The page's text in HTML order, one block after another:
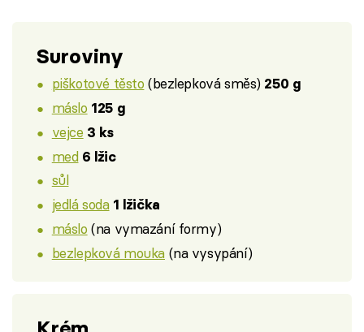
Suroviny
piškotové těsto (bezlepková směs) 250 g
máslo 125 g
vejce 3 ks
med 6 lžic
sůl
jedlá soda 1 lžička
máslo (na vymazání formy)
bezlepková mouka (na vysypání)